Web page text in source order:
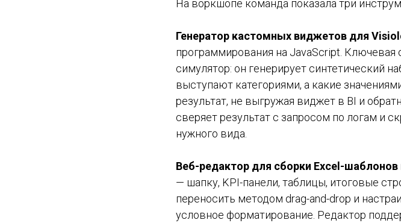
На воркшопе команда показала три
Генератор кастомных виджетов для
программирования на JavaScript.
симулятор: он генерирует синтетический
выступают категориями, а какие
результат, не выгружая виджет в BI и
сверяет результат с запросом по логам и
нужного вида.
Веб-редактор для сборки Excel-
— шапку, KPI-панели, таблицы, итоговые
переносить методом drag-and-drop и
условное форматирование. Редактор